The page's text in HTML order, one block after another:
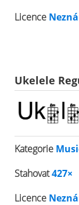
Licence
Ukelele
Kategorie
Stahovat427×
Licence